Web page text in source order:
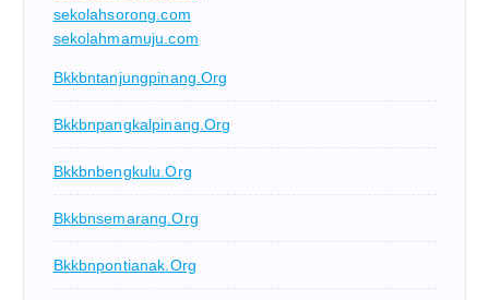
sekolahsorong.com
sekolahmamuju.com
Bkkbntanjungpinang.org
Bkkbnpangkalpinang.org
Bkkbnbengkulu.org
Bkkbnsemarang.org
Bkkbnpontianak.org